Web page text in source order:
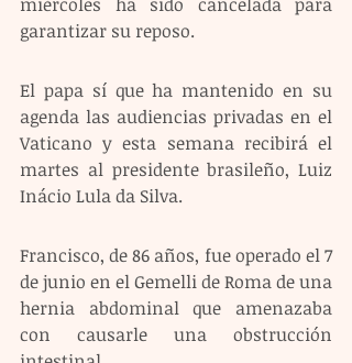
garantizar su reposo.
El papa sí que ha mantenido en su
agenda las audiencias privadas en el
Vaticano y esta semana recibirá el
martes al presidente brasileño, Luiz
Inácio Lula da Silva.
Francisco, de 86 años, fue operado el 7
de junio en el Gemelli de Roma de una
hernia abdominal que amenazaba
con causarle una obstrucción